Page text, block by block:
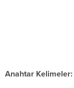
Anahtar Kelimeler: